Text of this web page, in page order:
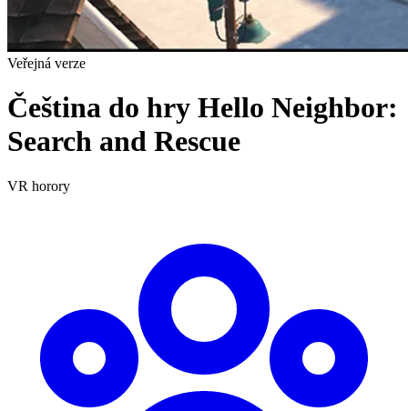
Veřejná verze
Čeština do hry Hello Neighbor:
Search and Rescue
VR horory